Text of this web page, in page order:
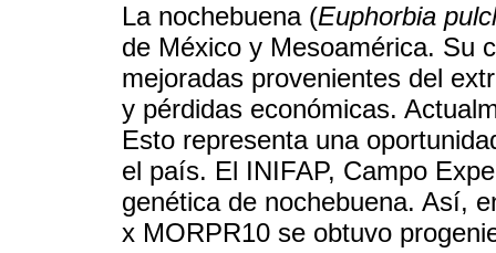
La nochebuena (Euphorbia
de México y Mesoamérica. Su
mejoradas provenientes del
y pérdidas económicas.
Esto representa una
el país. El INIFAP, Campo
genética de nochebuena. Así,
x MORPR10 se obtuvo